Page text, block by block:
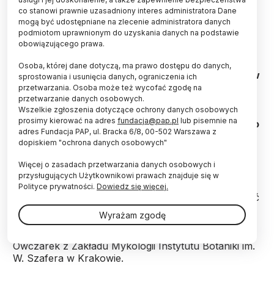
Pleśnie osadzające się na jedzeniu mogą
powodować bóle brzucha, alergie pokarmowe, a w
skrajnych przypadkach doprowadzić do śmierci.
Specyficzny zapach i smak pleśni jest naszym
wewnętrznym sygnałem ostrzegawczym.
Podpowiada nam, że w pobliżu znajduje się coś, co
może być przyczyną schorzenia.
„Nie wolno panikować. Pleśnie są dookoła nas i
nieustannie krążą w powietrzu. Wdychamy je z
każdym wykonywanym oddechem. Powinniśmy mieć
jednak świadomość, że te pleśnie, które występują
na produktach spożywczych są organizmami
Owczarek z Zakładu Mykologii Instytutu Botaniki im.
W. Szafera w Krakowie.
co stanowi prawnie uzasadniony interes administratora Dane
mogą być udostępniane na zlecenie administratora danych
podmiotom uprawnionym do uzyskania danych na podstawie
obowiązującego prawa.
Osoba, której dane dotyczą, ma prawo dostępu do danych,
sprostowania i usunięcia danych, ograniczenia ich
przetwarzania. Osoba może też wycofać zgodę na
przetwarzanie danych osobowych.
Wszelkie zgłoszenia dotyczące ochrony danych osobowych
prosimy kierować na adres fundacja@pap.pl lub pisemnie na
adres Fundacja PAP, ul. Bracka 6/8, 00-502 Warszawa z
dopiskiem "ochrona danych osobowych"
Więcej o zasadach przetwarzania danych osobowych i
przysługujących Użytkownikowi prawach znajduje się w
Polityce prywatności. Dowiedz się więcej.
Wyrażam zgodę